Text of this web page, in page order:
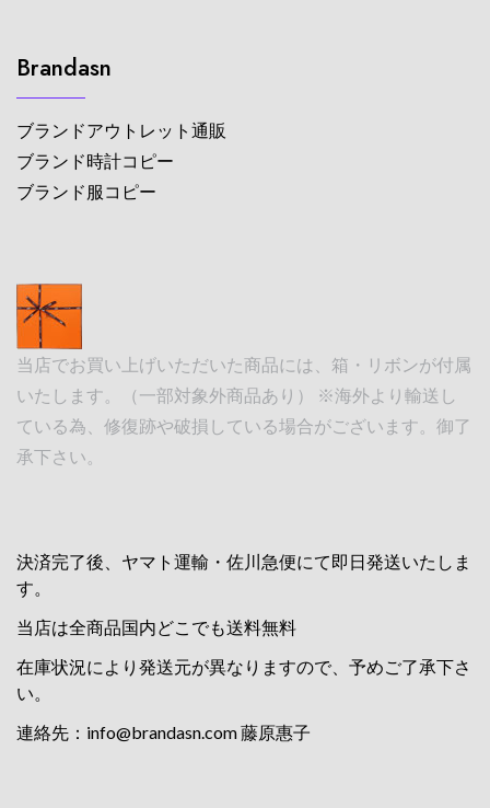
Brandasn
ブランドアウトレット通販
ブランド時計コピー
ブランド服コピー
当店でお買い上げいただいた商品には、箱・リボンが付属
いたします。（一部対象外商品あり） ※海外より輸送し
ている為、修復跡や破損している場合がございます。御了
承下さい。
決済完了後、ヤマト運輸・佐川急便にて即日発送いたしま
す。
当店は全商品国内どこでも送料無料
在庫状況により発送元が異なりますので、予めご了承下さ
い。
連絡先： info@brandasn.com藤原惠子